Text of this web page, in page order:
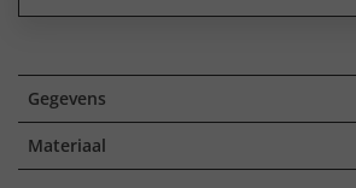
Gegevens
Materiaal